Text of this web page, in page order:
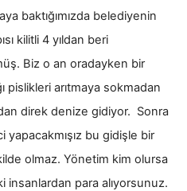
baktığımızda belediyenin
kilitli 4 yıldan beri
Biz o an oradayken bir
pislikleri arıtmaya sokmadan
direk denize gidiyor. Sonra
yapacakmışız bu gidişle bir
olmaz. Yönetim kim olursa
insanlardan para alıyorsunuz.